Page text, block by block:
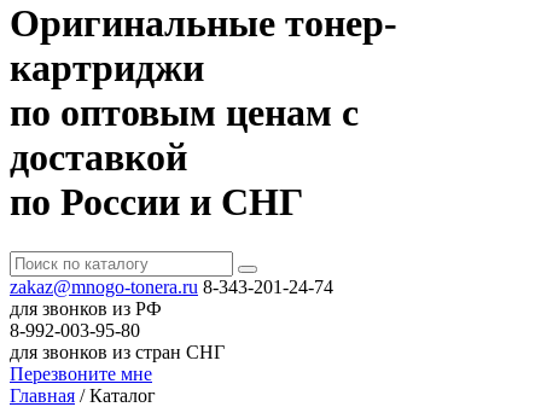
Оригинальные тонер-
картриджи
по оптовым ценам с
доставкой
по России и СНГ
zakaz@mnogo-tonera.ru 8-343-201-24-74
для звонков из РФ
8-992-003-95-80
для звонков из стран СНГ
Перезвоните мне
Главная / Каталог